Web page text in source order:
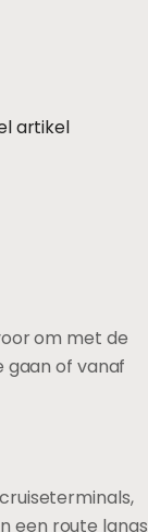
artikel
om met de
gaan of vanaf
een route langs